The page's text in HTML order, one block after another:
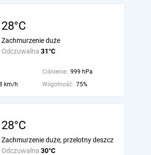
28°C
Odczuwalna 31°C
Zachmurzenie duże
Ciśnienie: 999 hPa
km/h Wilgotność: 75%
28°C
Odczuwalna 30°C
Zachmurzenie duże, przelotny deszcz